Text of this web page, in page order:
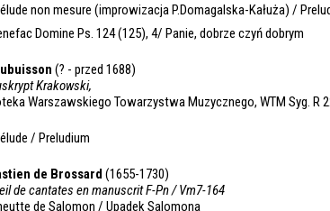
non mesure (improwizacja P.Domagalska-Kałuża) /
Domine Ps. 124 (125), 4/ Panie, dobrze czyń dobrym
(? - przed 1688)
Krakowski,
Warszawskiego Towarzystwa Muzycznego, WTM Syg. R
/ Preludium
de Brossard (1655-1730)
de cantates en manuscrit F-Pn / Vm7-164
de Salomon / Upadek Salomona